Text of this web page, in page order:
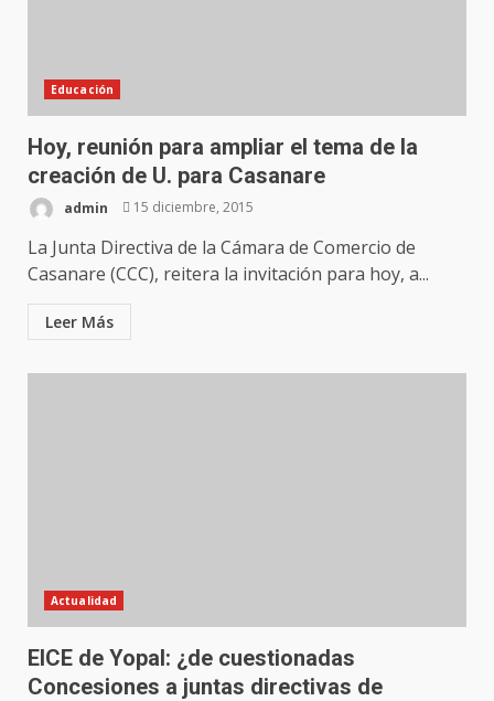
Educación
Hoy, reunión para ampliar el tema de la
creación de U. para Casanare
admin 15 diciembre, 2015
La Junta Directiva de la Cámara de Comercio de
Casanare (CCC), reitera la invitación para hoy, a...
Leer Más
Actualidad
EICE de Yopal: ¿de cuestionadas
Concesiones a juntas directivas de